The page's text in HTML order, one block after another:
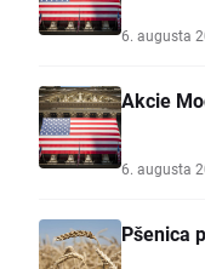
6. augusta
Akcie
6. augusta
Pšenica